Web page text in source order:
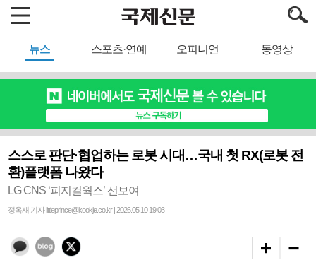
뉴스 스포츠·연예 오피니언 동영상
스스로 판단·협업하는 로봇 시대…국내 첫 RX(로봇 전
환)플랫폼 나왔다
LG CNS ‘피지컬웍스’ 선보여
정옥재 기자 littleprince@kookje.co.kr | 2026.05.10 19:03